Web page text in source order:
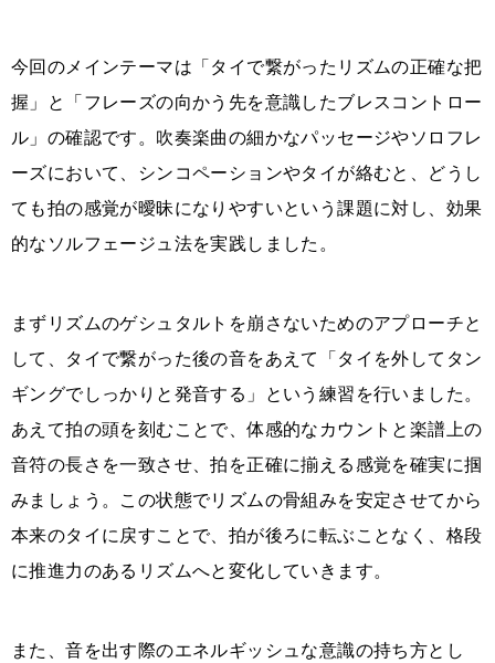
今回のメインテーマは「タイで繋がったリズムの正確な把
握」と「フレーズの向かう先を意識したブレスコントロー
ル」の確認です。吹奏楽曲の細かなパッセージやソロフレ
ーズにおいて、シンコペーションやタイが絡むと、どうし
ても拍の感覚が曖昧になりやすいという課題に対し、効果
的なソルフェージュ法を実践しました。
まずリズムのゲシュタルトを崩さないためのアプローチと
して、タイで繋がった後の音をあえて「タイを外してタン
ギングでしっかりと発音する」という練習を行いました。
あえて拍の頭を刻むことで、体感的なカウントと楽譜上の
音符の長さを一致させ、拍を正確に揃える感覚を確実に掴
みましょう。この状態でリズムの骨組みを安定させてから
本来のタイに戻すことで、拍が後ろに転ぶことなく、格段
に推進力のあるリズムへと変化していきます。
また、音を出す際のエネルギッシュな意識の持ち方とし